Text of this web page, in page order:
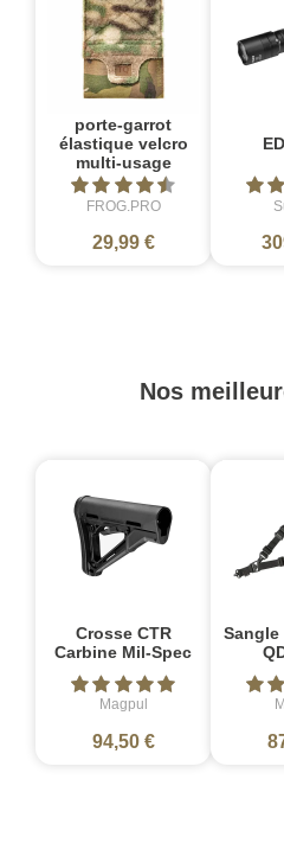
porte-garrot
élastique velcro
multi-usage
FROG.PRO
29,99 €
Nos
Crosse CTR
Carbine Mil-Spec
Magpul
94,50 €
Sangle